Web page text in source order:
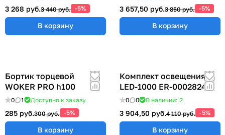
3 268 руб.3 440 руб. -5%
В корзину
3 657,50 руб.3 850 руб. -5%
В корзину
Бортик торцевой
WOKER PRO h100
0 1 Доступно к заказу
285 руб.300 руб. -5%
В корзину
Комплект освещения
LED-1000 ER-00028248
0 0 В наличии: 2
3 904,50 руб.4 110 руб. -5%
В корзину